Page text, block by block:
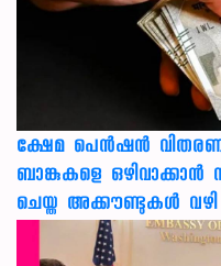
ക്ഷേമ പെൻഷൻ
ബാങ്കുകളെ
ചെയ്ത അക്കൗണ്ടുകൾ വഴി